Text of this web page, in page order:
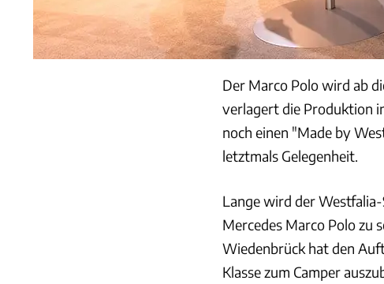
Der Marco Polo wird ab
verlagert die Produktion
noch einen "Made by
letztmals Gelegenheit.
Lange wird der
Mercedes Marco Polo zu
Wiedenbrück hat den
Klasse zum Camper